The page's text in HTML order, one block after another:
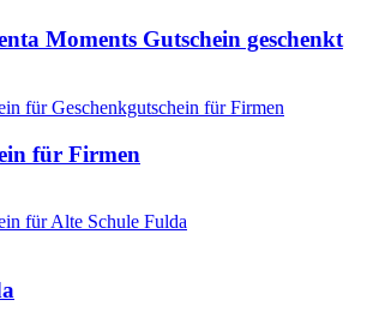
Moments Gutschein geschenkt
für Firmen